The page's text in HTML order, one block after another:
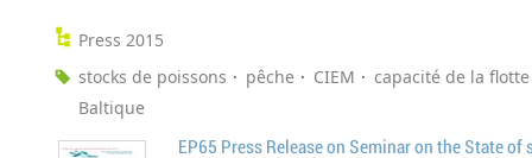
Press 2015
stocks de poissons
pêche CIEM
capacité de la flotte
Baltique
EP65 Press Release on Seminar on the State of